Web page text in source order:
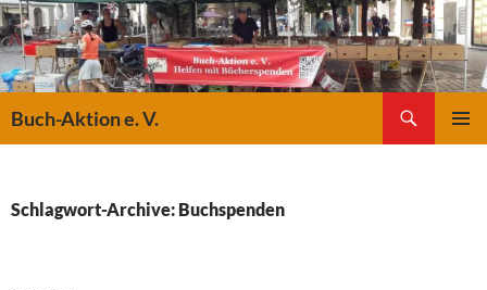
Buch-Aktion e. V.
Schlagwort-Archive: Buchspenden